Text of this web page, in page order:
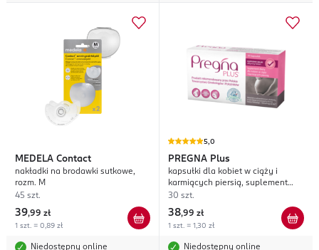
MEDELA Contact
nakładki na brodawki sutkowe,
rozm. M
45 szt.
39,99 zł
1 szt. = 0,89 zł
Niedostępny online
5,0
PREGNA Plus
kapsułki dla kobiet w ciąży i
karmiących piersią, suplement
diety
30 szt.
38,99 zł
1 szt. = 1,30 zł
Niedostępny online